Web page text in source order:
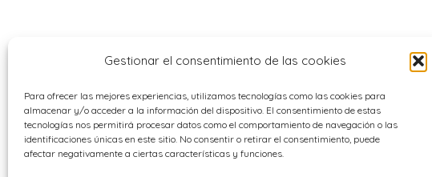
Gestionar el consentimiento de las cookies
Para ofrecer las mejores experiencias, utilizamos tecnologías como las cookies para
almacenar y/o acceder a la información del dispositivo. El consentimiento de estas
tecnologías nos permitirá procesar datos como el comportamiento de navegación o las
identificaciones únicas en este sitio. No consentir o retirar el consentimiento, puede
afectar negativamente a ciertas características y funciones.